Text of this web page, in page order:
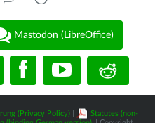
Mastodon (LibreOffice)
(Privacy Policy)
Statutes (non-